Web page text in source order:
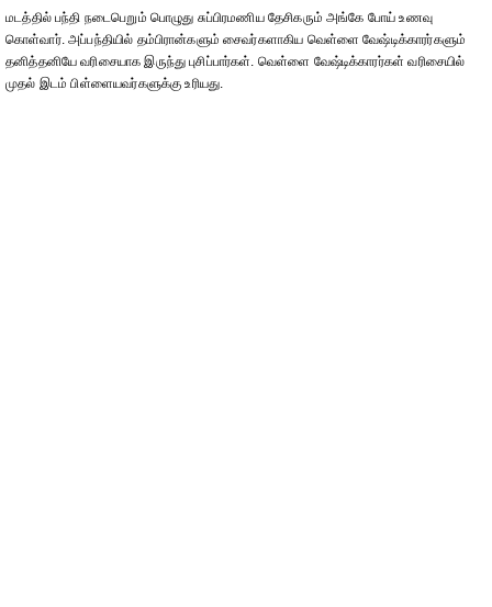
மடத்தில் பந்தி நடைபெறும் பொழுது சுப்பிரமணிய தேசிகரும் அங்கே போய் உணவு
கொள்வார். அப்பந்தியில் தம்பிரான்களும் சைவர்களாகிய வெள்ளை வேஷ்டிக்காரர்களும்
தனித்தனியே வரிசையாக இருந்து புசிப்பார்கள். வெள்ளை வேஷ்டிக்காரர்கள் வரிசையில்
முதல் இடம் பிள்ளையவர்களுக்கு உரியது.